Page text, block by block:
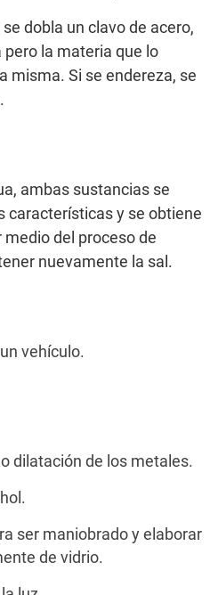
dobla un clavo de acero,
la materia que lo
misma. Si se endereza, se
ambas sustancias se
características y se obtiene
del proceso de
nuevamente la sal.
vehículo.
dilatación de los metales.
ser maniobrado y elaborar
de vidrio.